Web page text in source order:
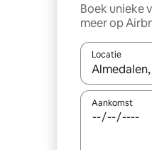
Boek unieke
meer op
Locatie
Wanneer er
Aankomst